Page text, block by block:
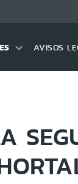
AVISOS